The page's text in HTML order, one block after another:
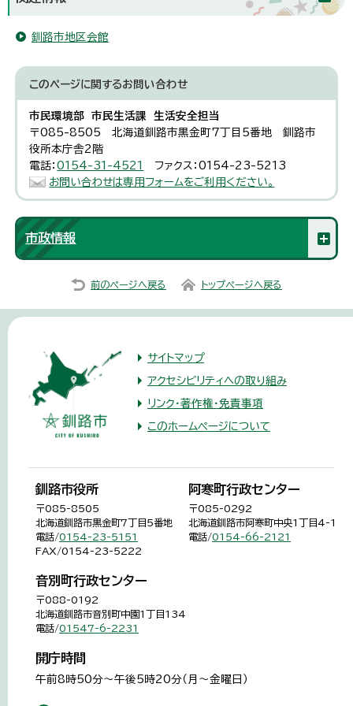
釧路市地区会館
このページに関するお問い合わせ
市民環境部 市民生活課 生活安全担当
〒085-8505 北海道釧路市黒金町7丁目5番地 釧路市
役所本庁舎2階
電話：0154-31-4521
ファクス：0154-23-5213
お問い合わせは専用フォームをご利用ください。
市政情報
前のページへ戻る トップページへ戻る
サイトマップ
アクセシビリティへの取り組み
リンク・著作権・免責事項
このホームページについて
釧路市役所
〒085-8505
北海道釧路市黒金町7丁目5番地
電話/0154-23-5151
FAX/0154-23-5222
阿寒町行政センター
〒085-0292
北海道釧路市阿寒町中央1丁目4-1
電話/0154-66-2121
音別町行政センター
〒088-0192
北海道釧路市音別町中園1丁目134
電話/01547-6-2231
開庁時間
午前8時50分～午後5時20分（月～金曜日）